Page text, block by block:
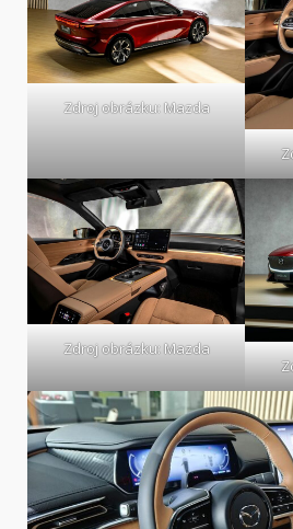
Zdroj obrázku: Mazda
Zdroj obrázku: Mazda